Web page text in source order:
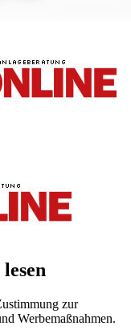
zur
Werbemaßnahmen.